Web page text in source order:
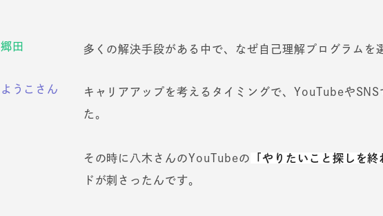
郷田 多くの解決手段がある中で、なぜ自己理解プログラムを
ようこさん
キャリアアップを考えるタイミングで、YouTubeやSNS
た。
その時に八木さんのYouTubeの 「やりたいこと探しを終
ドが刺さったんです。